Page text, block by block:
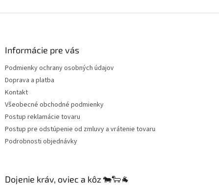
Informácie pre vás
Podmienky ochrany osobných údajov
Doprava a platba
Kontakt
Všeobecné obchodné podmienky
Postup reklamácie tovaru
Postup pre odstúpenie od zmluvy a vrátenie tovaru
Podrobnosti objednávky
Dojenie kráv, oviec a kôz 🐄🐑🐐